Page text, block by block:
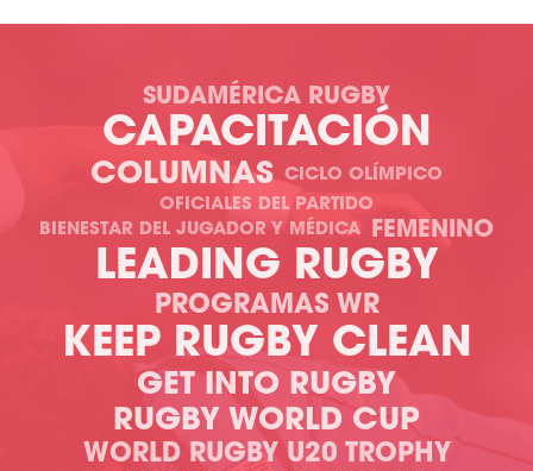
SUDAMÉRICA RUGBY
CAPACITACIÓN
COLUMNAS CICLO OLÍMPICO
OFICIALES DEL PARTIDO
BIENESTAR DEL JUGADOR Y MÉDICA
FEMENINO
LEADING RUGBY
PROGRAMAS WR
KEEP RUGBY CLEAN
GET INTO RUGBY
RUGBY WORLD CUP
WORLD RUGBY U20 TROPHY